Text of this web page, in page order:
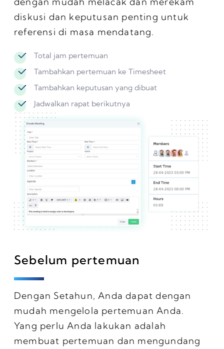
diskusi dan keputusan penting untuk
referensi di masa mendatang.
Total jam pertemuan
Tambahkan pertemuan ke Timesheet
Tambahkan keputusan yang dibuat
Jadwalkan rapat berikutnya
Sebelum pertemuan
Dengan Setahun, Anda dapat dengan
mudah mengelola pertemuan Anda.
Yang perlu Anda lakukan adalah
membuat pertemuan dan mengundang